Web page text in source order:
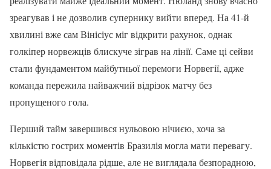
зреагував і не дозволив супернику вийти вперед. На 41-й
хвилині вже сам Вінісіус міг відкрити рахунок, однак
голкіпер норвежців блискуче зіграв на лінії. Саме ці сейви
стали фундаментом майбутньої перемоги Норвегії, адже
команда пережила найважчий відрізок матчу без
пропущеного гола.
Перший тайм завершився нульовою нічиєю, хоча за
кількістю гострих моментів Бразилія могла мати перевагу.
Норвегія відповідала рідше, але не виглядала безпорадною,